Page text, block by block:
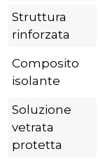
Struttura
rinforzata
Composito
isolante
Soluzione
vetrata
protetta